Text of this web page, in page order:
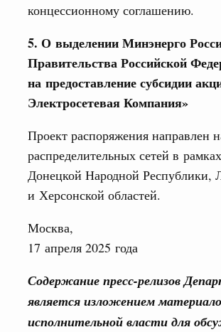
концессионному соглашению.
5. О выделении Минэнерго
Правительства Российской
на предоставление субсидии
Электросетевая Компания»
Проект распоряжения направлен
распределительных сетей в
Донецкой Народной Республики,
и Херсонской областей.
Москва,
17 апреля 2025 года
Содержание пресс-релизов
является изложением
исполнительной власти для
заседанию Правительства
9 июля, четверг
заседанию Правительства
5 июля, воскресенье
Мишустин совершит
область для участия в
выставке «Иннопром»
заседанию Правительства